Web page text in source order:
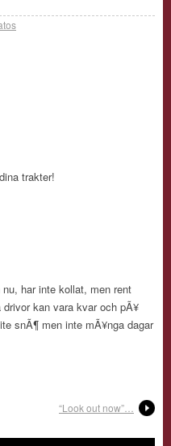
trakter!
nu, har inte kollat, men rent
kan vara kvar och pÃ¥
snÃ¶ men inte mÃ¥nga dagar
“Look out now”…